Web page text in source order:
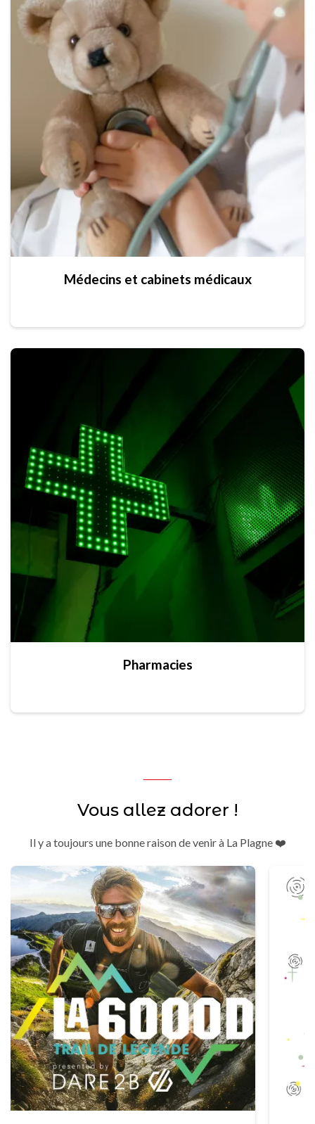
Médecins et cabinets médicaux
Pharmacies
Vous allez adorer !
Il y a toujours une bonne raison de venir à La Plagne ❤️